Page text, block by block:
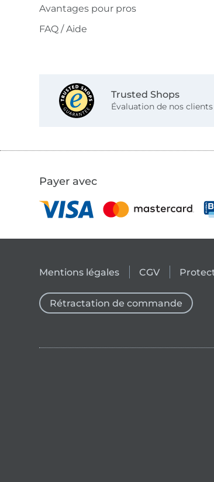
Avantages pour pros
FAQ / Aide
Trusted Shops
Évaluation de nos clients
Payer avec
Mentions légales CGV
Rétractation de commande